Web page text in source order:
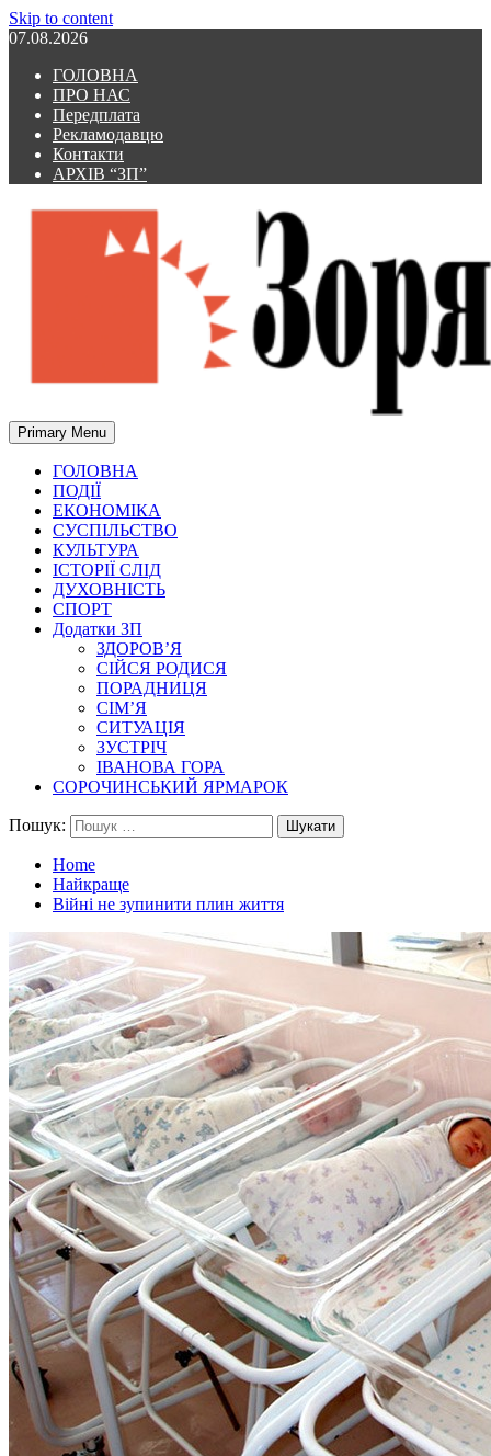
Skip to content
07.08.2026
ГОЛОВНА
ПРО НАС
Передплата
Рекламодавцю
Контакти
АРХІВ “ЗП”
Зоря Полтавщини
Зоря Полтавщини
Primary Menu
ГОЛОВНА
ПОДІЇ
ЕКОНОМІКА
СУСПІЛЬСТВО
КУЛЬТУРА
ІСТОРІЇ СЛІД
ДУХОВНІСТЬ
СПОРТ
Додатки ЗП
ЗДОРОВ’Я
СІЙСЯ РОДИСЯ
ПОРАДНИЦЯ
СІМ’Я
СИТУАЦІЯ
ЗУСТРІЧ
ІВАНОВА ГОРА
СОРОЧИНСЬКИЙ ЯРМАРОК
Пошук:
Home
Найкраще
Війні не зупинити плин життя